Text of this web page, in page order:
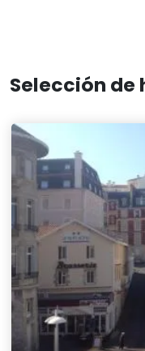
Selección de